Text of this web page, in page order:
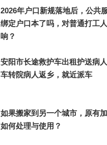
2026年户口新规落地后，公共
绑定户口本了吗，对普通打工
响？
安阳市长途救护车出租护送病
车转院病人返乡，就近派车
如果搬家到另一个城市，原有
如何处理与使用？